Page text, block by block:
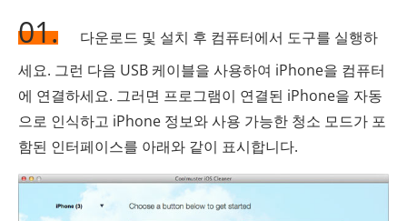
01.
다운로드 및 설치 후 컴퓨터에서 도구를 실행하
세요. 그런 다음 USB 케이블을 사용하여 iPhone을 컴퓨터
에 연결하세요. 그러면 프로그램이 연결된 iPhone을 자동
으로 인식하고 iPhone 정보와 사용 가능한 청소 모드가 포
함된 인터페이스를 아래와 같이 표시합니다.